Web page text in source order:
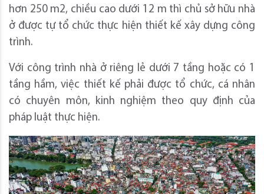
hơn 250 m2, chiều cao dưới 12 m thì chủ sở hữu nhà
ở được tự tổ chức thực hiện thiết kế xây dựng công
trình.
Với công trình nhà ở riêng lẻ dưới 7 tầng hoặc có 1
tầng hầm, việc thiết kế phải được tổ chức, cá nhân
có chuyên môn, kinh nghiệm theo quy định của
pháp luật thực hiện.